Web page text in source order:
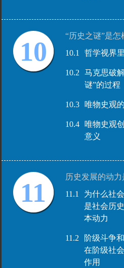
10
“历史之谜”是怎
10.1
哲学视界
10.2
马克思破
谜”的过程
10.3 唯物史观
10.4
唯物史观
意义
11
历史发展的动力
11.1
为什么社
是社会历
本动力
11.2
阶级斗争
在阶级社
作用